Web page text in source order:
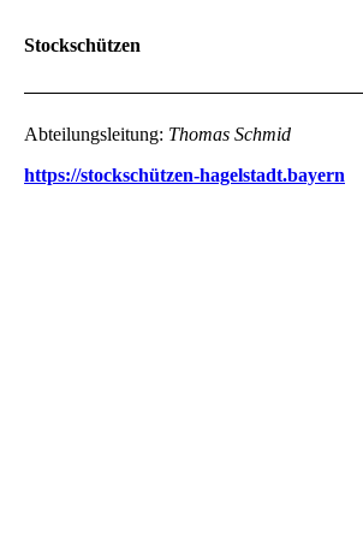
Stockschützen
Abteilungsleitung: Thomas Schmid
https://stockschützen-hagelstadt.bayern